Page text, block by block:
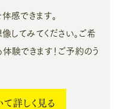
感できます。
してみてください。ご希
験できます！ご予約のう
詳しく見る